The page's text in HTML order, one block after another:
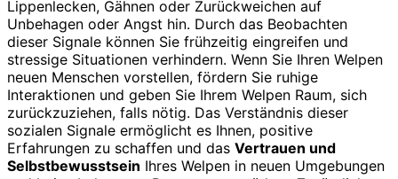
Lippenlecken, Gähnen oder Zurückweichen auf
Unbehagen oder Angst hin. Durch das Beobachten
dieser Signale können Sie frühzeitig eingreifen und
stressige Situationen verhindern. Wenn Sie Ihren Welpen
neuen Menschen vorstellen, fördern Sie ruhige
Interaktionen und geben Sie Ihrem Welpen Raum, sich
zurückzuziehen, falls nötig. Das Verständnis dieser
sozialen Signale ermöglicht es Ihnen, positive
Erfahrungen zu schaffen und das Vertrauen und
Selbstbewusstsein Ihres Welpen in neuen Umgebungen